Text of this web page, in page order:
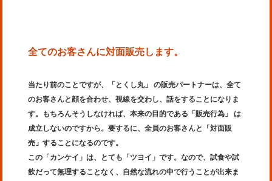
全てのお客さんに対面販売します。
当たり前のことですが、「とくし丸」 の販売パートナーは、全て
のお客さんと顔を合わせ、視線を交わし、話をすることになりま
す。もちろんそうしなければ、本来の目的である「販売行為」 は
成立しないのですから。要するに、全員のお客さんと「対面販
売」することになるのです。
この「カンケイ」は、とても「ツヨイ」です。なので、試食や試
飲だって無理することなく、自然な流れの中で行うことが出来ま